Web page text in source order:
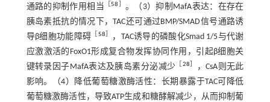
通路的抑制作用相当 ［58
。（3）抑制MafA表达：在存在
胰岛素抵抗的情况下，TAC还可通过BMP/SMAD信号通路诱
导β细胞功能障碍
58
，TAC诱导的磷酸化Smad 1/5与代谢
应激激活的FoxO1形成复合物发挥协同作用，引起β细胞关
键转录因子MafA表达及胰岛素分泌减少
28
，CsA则无此
影响。（4）降低葡萄糖激酶活性：长期暴露于TAC可降低
葡萄糖激酶活性，导致ATP生成和糖酵解减少，从而抑制葡